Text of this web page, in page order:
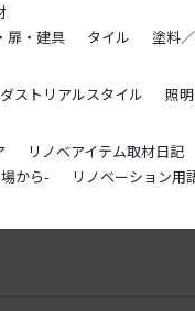
扉・建具 タイル
塗料
ストリアルスタイル 照明
リノベアイテム取材日記
から-
リノベーション用